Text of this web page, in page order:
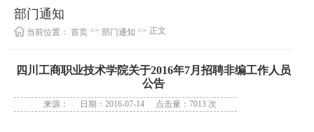
部门通知
当前位置： 首页 >> 部门通知 >> 正文
四川工商职业技术学院关于2016年7月招聘非编工作人员
公告
来源： 日期：2016-07-14 点击量： 7013 次